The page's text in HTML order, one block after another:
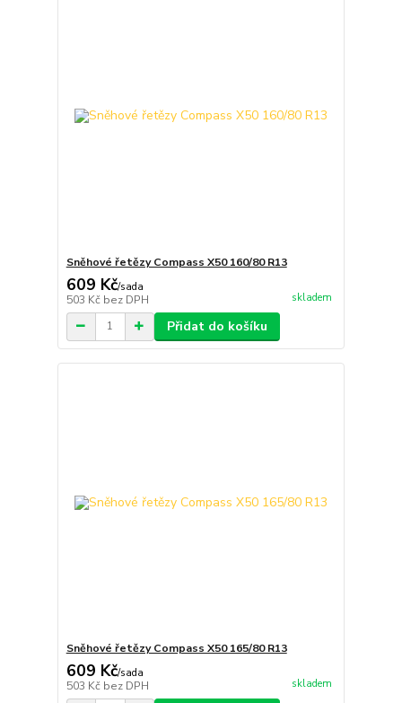
Sněhové řetězy Compass X50 160/80 R13
609 Kč/sada
503 Kč bez DPH skladem
Přidat do košíku
Sněhové řetězy Compass X50 165/80 R13
609 Kč/sada
503 Kč bez DPH skladem